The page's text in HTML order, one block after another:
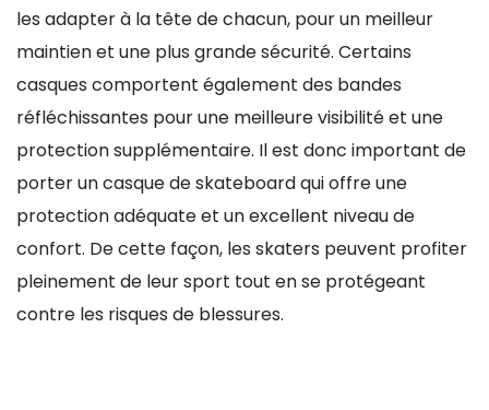
les adapter à la tête de chacun, pour un meilleur
maintien et une plus grande sécurité. Certains
casques comportent également des bandes
réfléchissantes pour une meilleure visibilité et une
protection supplémentaire. Il est donc important de
porter un casque de skateboard qui offre une
protection adéquate et un excellent niveau de
confort. De cette façon, les skaters peuvent profiter
pleinement de leur sport tout en se protégeant
contre les risques de blessures.